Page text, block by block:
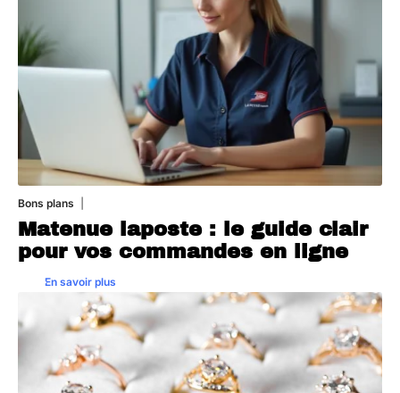
Bons plans
Matenue laposte : le guide clair
pour vos commandes en ligne
En savoir plus